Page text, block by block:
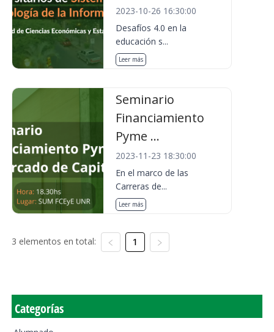
2023-10-26 16:30:00
Desafíos 4.0 en la
educación s...
Leer más
Seminario
Financiamiento
Pyme ...
2023-11-23 18:30:00
En el marco de las
Carreras de...
Leer más
3 elementos en total: 1
Categorías